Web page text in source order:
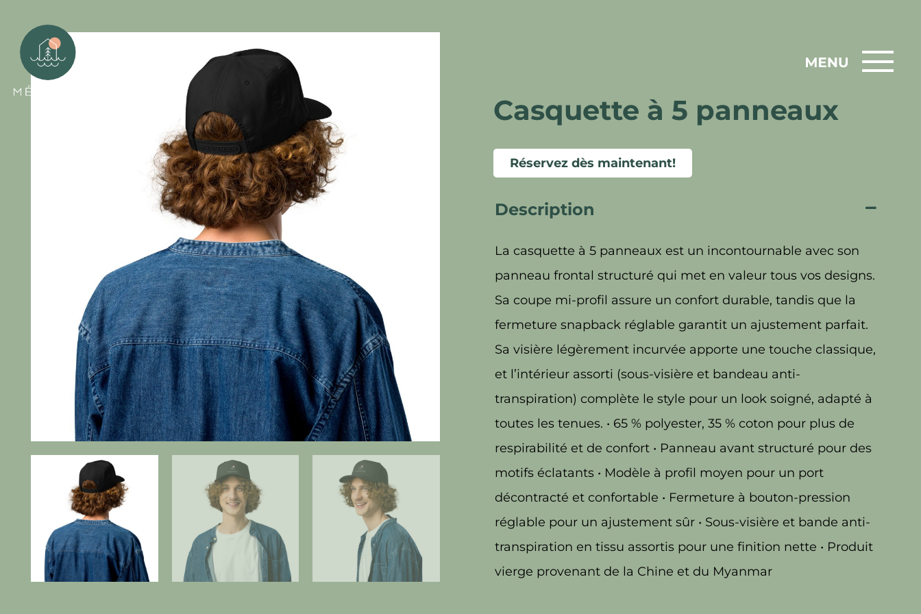
Casquette à 5 panneaux
Réservez dès maintenant!
Description
La casquette à 5 panneaux est un incontournable avec son
panneau frontal structuré qui met en valeur tous vos designs.
Sa coupe mi-profil assure un confort durable, tandis que la
fermeture snapback réglable garantit un ajustement parfait.
Sa visière légèrement incurvée apporte une touche classique,
et l’intérieur assorti (sous-visière et bandeau anti-
transpiration) complète le style pour un look soigné, adapté à
toutes les tenues. • 65 % polyester, 35 % coton pour plus de
respirabilité et de confort • Panneau avant structuré pour des
motifs éclatants • Modèle à profil moyen pour un port
décontracté et confortable • Fermeture à bouton-pression
réglable pour un ajustement sûr • Sous-visière et bande anti-
transpiration en tissu assortis pour une finition nette • Produit
vierge provenant de la Chine et du Myanmar